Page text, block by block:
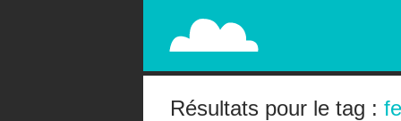
PAPERPLANE
STREET, AMBIENT, GUÉRILLA MARKETING
Résultats pour le tag :